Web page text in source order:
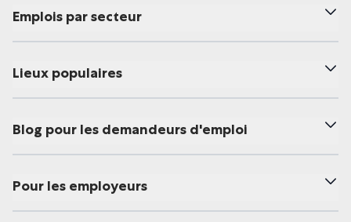
Emplois par secteur
Lieux populaires
Blog pour les demandeurs d'emploi
Pour les employeurs